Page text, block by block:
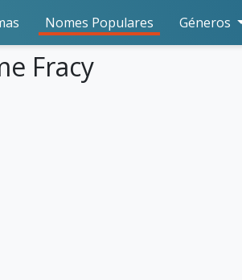
Nomes Populares Géneros
Fracy